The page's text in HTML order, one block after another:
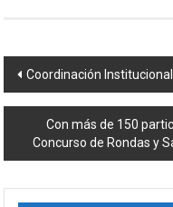
Navegación
de
entrada
Coordinación
Con más de 150
Concurso de Rondas y